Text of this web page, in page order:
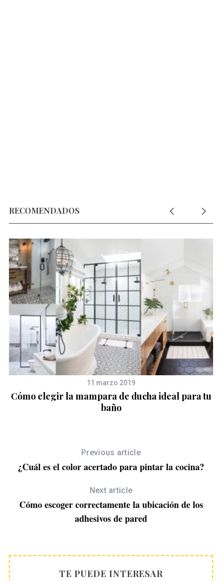
RECOMENDADOS
11 marzo 2019
Cómo elegir la mampara de ducha ideal para tu
baño
Previous article
¿Cuál es el color acertado para pintar la cocina?
Next article
Cómo escoger correctamente la ubicación de los
adhesivos de pared
TE PUEDE INTERESAR